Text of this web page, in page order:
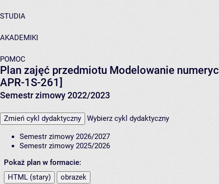
STUDIA
AKADEMIKI
POMOC
Plan zajęć przedmiotu Modelowanie
APR-1S-261]
Semestr zimowy 2022/2023
Zmień cykl dydaktyczny Wybierz cykl dydaktyczny
Semestr zimowy 2026/2027
Semestr zimowy 2025/2026
Pokaż plan w formacie:
HTML (stary)
obrazek